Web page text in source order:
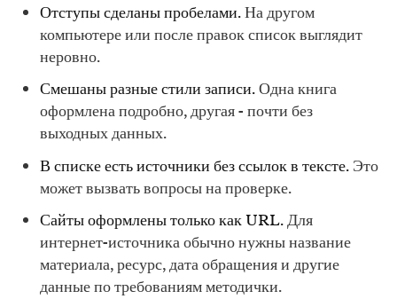
Отступы сделаны пробелами.На другом
компьютере или после правок список выглядит
неровно.
Смешаны разные стили записи.Одна книга
оформлена подробно, другая - почти без
выходных данных.
В списке есть источники без ссылок в тексте.Это
может вызвать вопросы на проверке.
Сайты оформлены только как URL.Для
интернет-источника обычно нужны название
материала, ресурс, дата обращения и другие
данные по требованиям методички.